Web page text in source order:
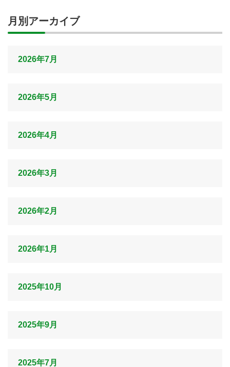
月別アーカイブ
2026年7月
2026年5月
2026年4月
2026年3月
2026年2月
2026年1月
2025年10月
2025年9月
2025年7月